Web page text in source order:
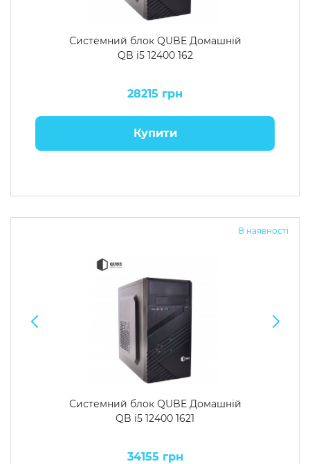
Системний блок QUBE Домашній
QB i5 12400 162
28215 грн
Купити
В наявності
Системний блок QUBE Домашній
QB i5 12400 1621
34155 грн